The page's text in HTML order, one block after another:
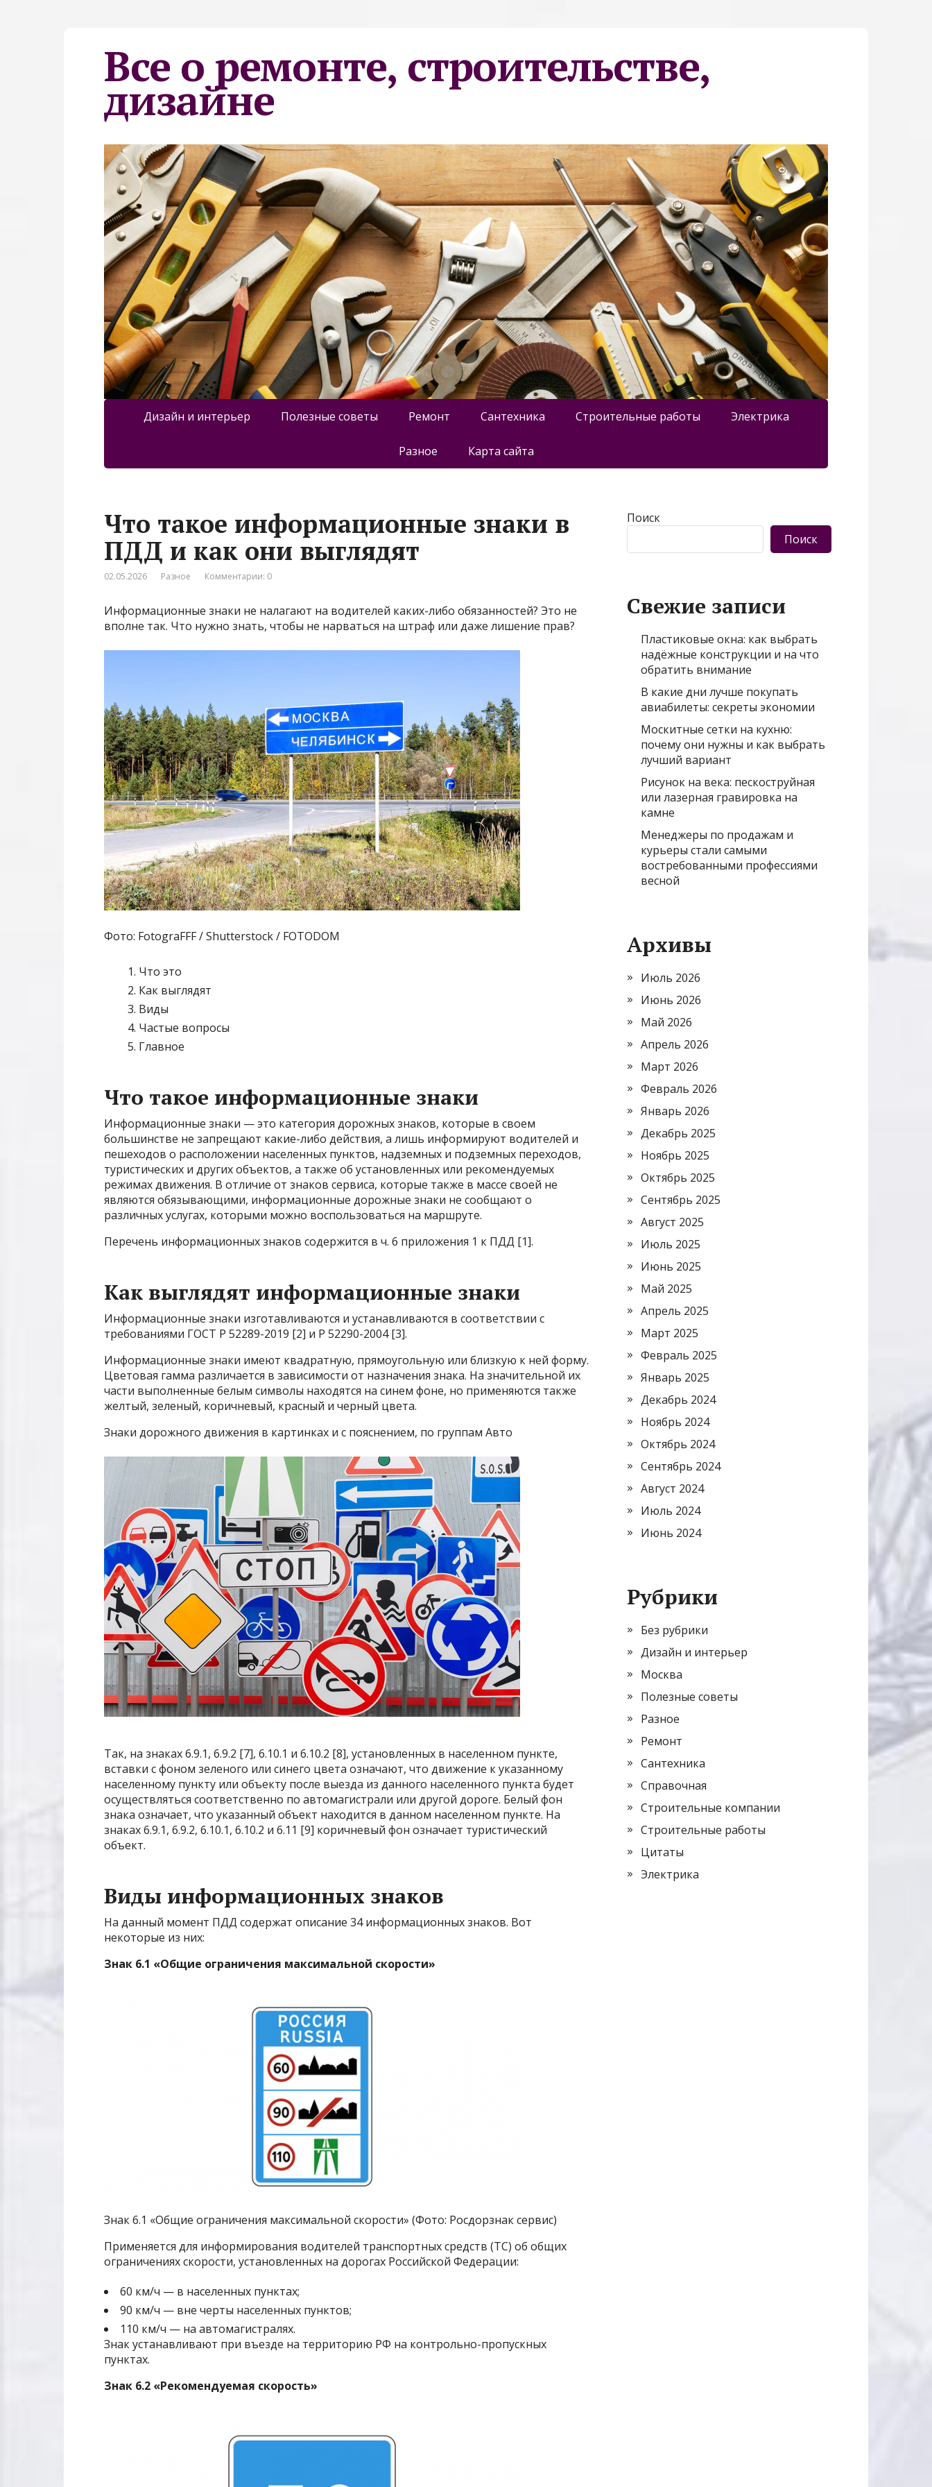
Все о ремонте, строительстве,
дизайне
Дизайн и интерьер Полезные советы Ремонт Сантехника Строительные работы Электрика
Разное Карта сайта
Что такое информационные знаки в
ПДД и как они выглядят
02.05.2026 Разное Комментарии: 0
Информационные знаки не налагают на водителей каких-либо обязанностей? Это не
вполне так. Что нужно знать, чтобы не нарваться на штраф или даже лишение прав?
Фото: FotograFFF / Shutterstock / FOTODOM
Что это
Как выглядят
Виды
Частые вопросы
Главное
Что такое информационные знаки
Информационные знаки — это категория дорожных знаков, которые в своем
большинстве не запрещают какие-либо действия, а лишь информируют водителей и
пешеходов о расположении населенных пунктов, надземных и подземных переходов,
туристических и других объектов, а также об установленных или рекомендуемых
режимах движения. В отличие от знаков сервиса, которые также в массе своей не
являются обязывающими, информационные дорожные знаки не сообщают о
различных услугах, которыми можно воспользоваться на маршруте.
Перечень информационных знаков содержится в ч. 6 приложения 1 к ПДД [1].
Как выглядят информационные знаки
Информационные знаки изготавливаются и устанавливаются в соответствии с
требованиями ГОСТ Р 52289-2019 [2] и Р 52290-2004 [3].
Информационные знаки имеют квадратную, прямоугольную или близкую к ней форму.
Цветовая гамма различается в зависимости от назначения знака. На значительной их
части выполненные белым символы находятся на синем фоне, но применяются также
желтый, зеленый, коричневый, красный и черный цвета.
Знаки дорожного движения в картинках и с пояснением, по группам Авто
Так, на знаках 6.9.1, 6.9.2 [7], 6.10.1 и 6.10.2 [8], установленных в населенном пункте,
вставки с фоном зеленого или синего цвета означают, что движение к указанному
населенному пункту или объекту после выезда из данного населенного пункта будет
осуществляться соответственно по автомагистрали или другой дороге. Белый фон
знака означает, что указанный объект находится в данном населенном пункте. На
знаках 6.9.1, 6.9.2, 6.10.1, 6.10.2 и 6.11 [9] коричневый фон означает туристический
объект.
Виды информационных знаков
На данный момент ПДД содержат описание 34 информационных знаков. Вот
некоторые из них:
Знак 6.1 «Общие ограничения максимальной скорости»
Знак 6.1 «Общие ограничения максимальной скорости» (Фото: Росдорзнак сервис)
Применяется для информирования водителей транспортных средств (ТС) об общих
ограничениях скорости, установленных на дорогах Российской Федерации:
60 км/ч — в населенных пунктах;
90 км/ч — вне черты населенных пунктов;
110 км/ч — на автомагистралях.
Знак устанавливают при въезде на территорию РФ на контрольно-пропускных
пунктах.
Знак 6.2 «Рекомендуемая скорость»
Поиск
Поиск
Свежие записи
Пластиковые окна: как выбрать
надёжные конструкции и на что
обратить внимание
В какие дни лучше покупать
авиабилеты: секреты экономии
Москитные сетки на кухню:
почему они нужны и как выбрать
лучший вариант
Рисунок на века: пескоструйная
или лазерная гравировка на
камне
Менеджеры по продажам и
курьеры стали самыми
востребованными профессиями
весной
Архивы
Июль 2026
Июнь 2026
Май 2026
Апрель 2026
Март 2026
Февраль 2026
Январь 2026
Декабрь 2025
Ноябрь 2025
Октябрь 2025
Сентябрь 2025
Август 2025
Июль 2025
Июнь 2025
Май 2025
Апрель 2025
Март 2025
Февраль 2025
Январь 2025
Декабрь 2024
Ноябрь 2024
Октябрь 2024
Сентябрь 2024
Август 2024
Июль 2024
Июнь 2024
Рубрики
Без рубрики
Дизайн и интерьер
Москва
Полезные советы
Разное
Ремонт
Сантехника
Справочная
Строительные компании
Строительные работы
Цитаты
Электрика